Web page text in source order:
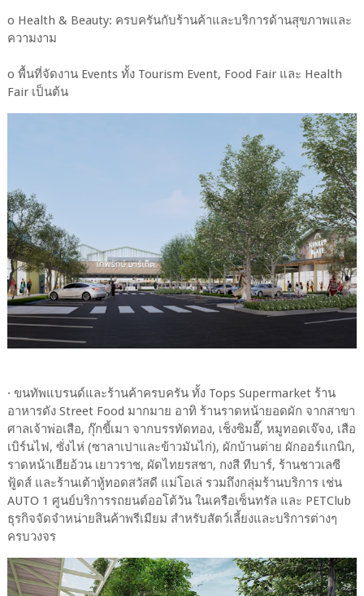
o Health & Beauty: ครบครันกับร้านค้าและบริการด้านสุขภาพและ
ความงาม
o พื้นที่จัดงาน Events ทั้ง Tourism Event, Food Fair และ Health
Fair เป็นต้น
· ขนทัพแบรนด์และร้านค้าครบครัน ทั้ง Tops Supermarket ร้าน
อาหารดัง Street Food มากมาย อาทิ ร้านราดหน้ายอดผัก จากสาขา
ศาลเจ้าพ่อเสือ, กุ๊กขี้เมา จากบรรทัดทอง, เช็งซิมอี๊, หมูทอดเจ๊จง, เสือ
เบิร์นไฟ, ซั่งไห่ (ซาลาเปาและข้าวมันไก่), ผักบ้านต่าย ผักออร์แกนิก,
ราดหน้าเฮียอ้วน เยาวราช, ผัดไทยรสชา, กงสี ทีบาร์, ร้านชาวเลซี
ฟู้ดส์ และร้านเต้าหู้ทอดสวัสดี แม่โอเล่ รวมถึงกลุ่มร้านบริการ เช่น
AUTO 1 ศูนย์บริการรถยนต์ออโต้วัน ในเครือเซ็นทรัล และ PETClub
ธุรกิจจัดจำหน่ายสินค้าพรีเมียม สำหรับสัตว์เลี้ยงและบริการต่างๆ
ครบวงจร